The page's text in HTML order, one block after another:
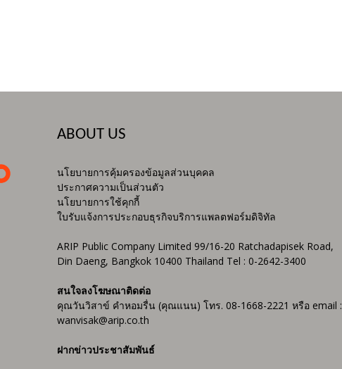
ABOUT US
นโยบายการคุ้มครองข้อมูลส่วนบุคคล
ประกาศความเป็นส่วนตัว
นโยบายการใช้คุกกี้
ใบรับแจ้งการประกอบธุรกิจบริการแพลตฟอร์มดิจิทัล
ARIP Public Company Limited 99/16-20 Ratchadapisek Road,
Din Daeng, Bangkok 10400 Thailand Tel : 0-2642-3400
สนใจลงโฆษณาติดต่อ
คุณวันวิสาข์ คำหอมรื่น (คุณแนน) โทร. 08-1668-2221 หรือ email :
wanvisak@arip.co.th
ฝากข่าวประชาสัมพันธ์